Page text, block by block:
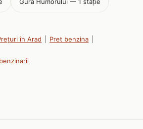
în Arad Pret benzina